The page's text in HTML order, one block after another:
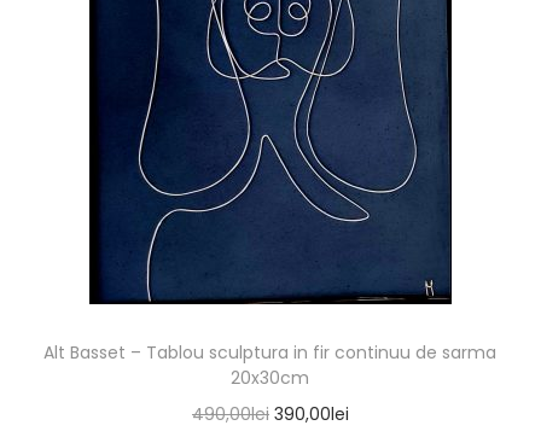
Alt Basset – Tablou sculptura in fir continuu de sarma
20x30cm
490,00lei 390,00lei